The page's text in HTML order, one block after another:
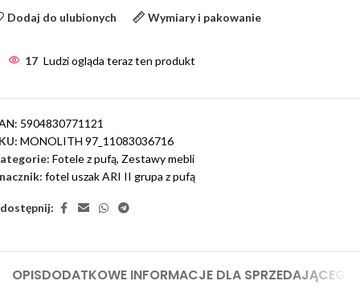
Dodaj do ulubionych Wymiary i pakowanie
17 Ludzi ogląda teraz ten produkt
5904830771121
MONOLITH 97_11083036716
Fotele z pufą, Zestawy mebli
fotel uszak ARI II grupa z pufą
OPISDODATKOWE INFORMACJE DLA SPRZEDAJĄCEGO